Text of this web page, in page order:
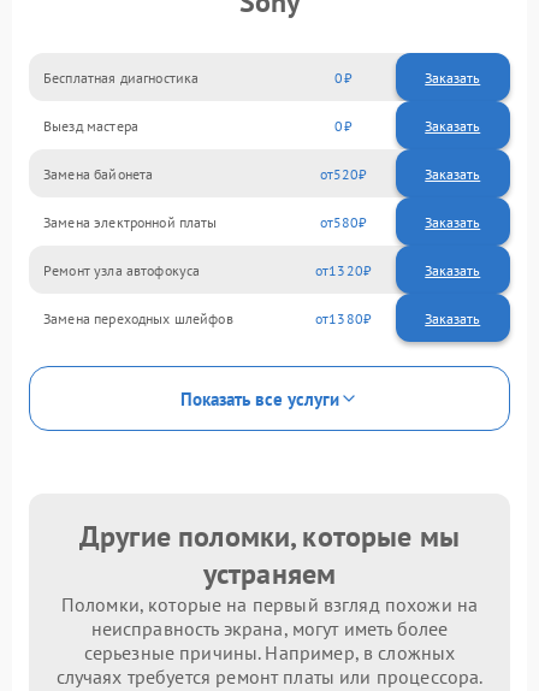
Бесплатная диагностика 0 Заказать
Выезд мастера 0 Заказать
Замена байонета 520
Замена электронной платы 580
Ремонт узла автофокуса 1320
Замена переходных шлейфов 1380
Показать все услуги
Другие поломки, которые мы
устраняем
Поломки, которые на первый взгляд похожи на
неисправность экрана, могут иметь более
серьезные причины. Например, в сложных
случаях требуется ремонт платы или процессора.